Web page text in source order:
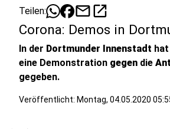
Teilen: mailopen_in_new
Corona: Demos in
In der Dortmunder Innenstadt
eine Demonstration gegen die
gegeben.
Veröffentlicht: Montag, 04.05.2020